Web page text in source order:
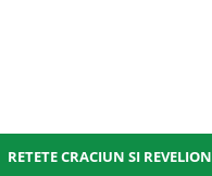
RETETE CRACIUN SI REVELION